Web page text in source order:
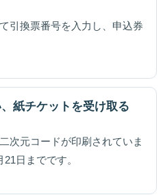
引換票番号を入力し、申込券
紙チケットを受け取る
次元コードが印刷されていま
日までです。